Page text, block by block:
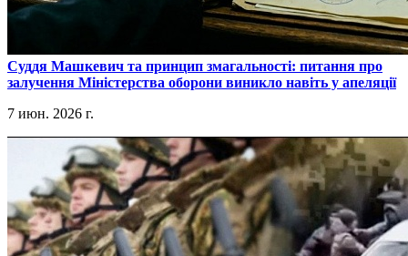
​Суддя Машкевич та принцип змагальності: питання про
залучення Міністерства оборони виникло навіть у апеляції
7 июн. 2026 г.